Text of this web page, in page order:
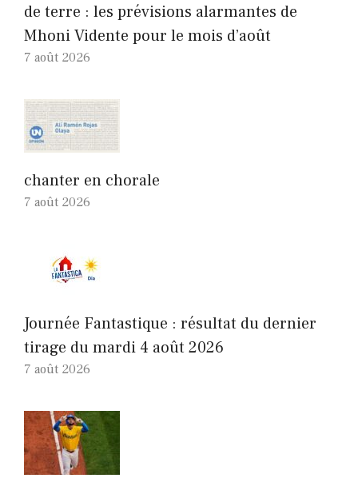
de terre : les prévisions alarmantes de
Mhoni Vidente pour le mois d’août
7 août 2026
chanter en chorale
7 août 2026
Journée Fantastique : résultat du dernier
tirage du mardi 4 août 2026
7 août 2026